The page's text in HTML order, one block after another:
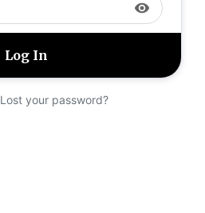
visibility
Lost your password?